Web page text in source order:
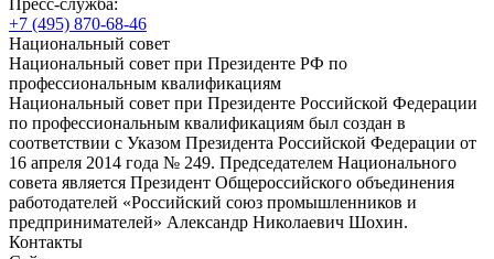
Пресс-служба:
+7 (495) 870-68-46
Национальный совет
Национальный совет при Президенте РФ по
профессиональным квалификациям
Национальный совет при Президенте Российской Федерации
по профессиональным квалификациям был создан в
соответствии с Указом Президента Российской Федерации от
16 апреля 2014 года № 249. Председателем Национального
совета является Президент Общероссийского объединения
работодателей «Российский союз промышленников и
предпринимателей» Александр Николаевич Шохин.
Контакты